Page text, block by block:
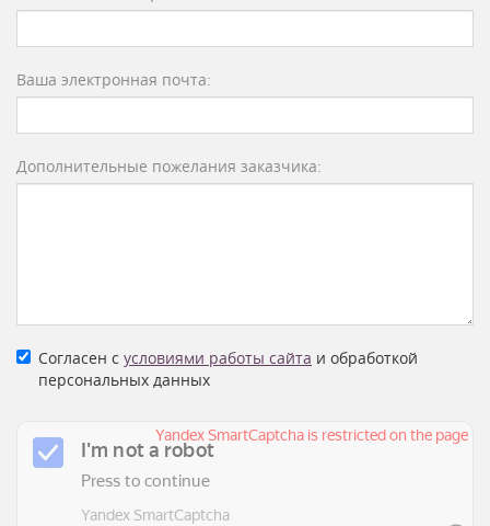
Ваша электронная почта:
Дополнительные пожелания заказчика:
Согласен с условиями работы сайта и обработкой
персональных данных